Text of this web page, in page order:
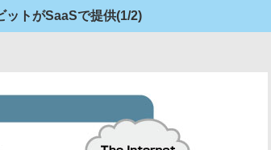
ットがSaaSで提供(1/2)